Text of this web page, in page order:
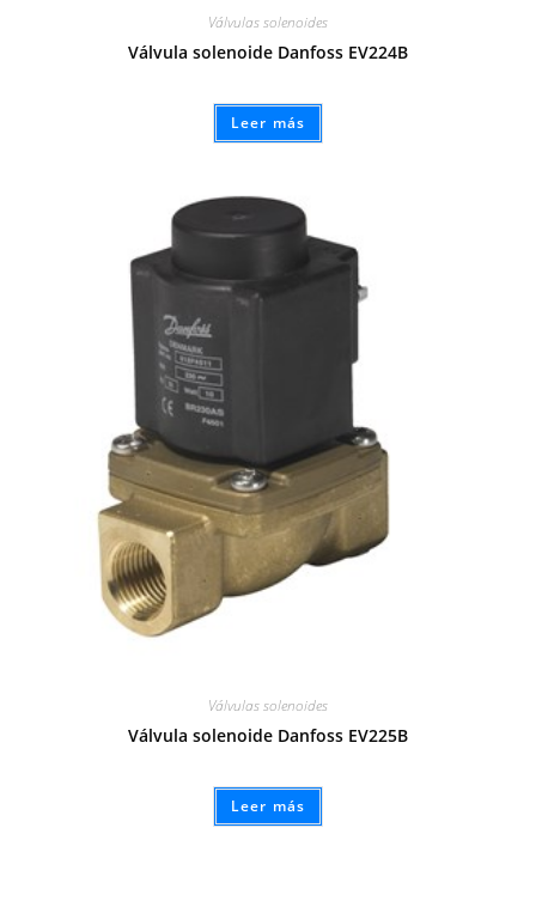
Válvulas solenoides
Válvula solenoide Danfoss EV224B
Leer más
Válvulas solenoides
Válvula solenoide Danfoss EV225B
Leer más